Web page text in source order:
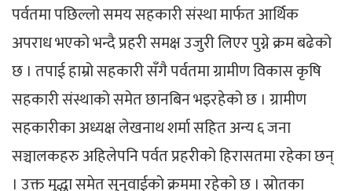
पर्वतमा पछिल्लो समय सहकारी संस्था मार्फत आर्थिक
अपराध भएको भन्दै प्रहरी समक्ष उजुरी लिएर पुग्ने क्रम बढेको
छ । तपाई हाम्रो सहकारी सँगै पर्वतमा ग्रामीण विकास कृषि
सहकारी संस्थाको समेत छानबिन भइरहेको छ । ग्रामीण
सहकारीका अध्यक्ष लेखनाथ शर्मा सहित अन्य ६ जना
सञ्चालकहरु अहिलेपनि पर्वत प्रहरीको हिरासतमा रहेका छन्
। उक्त मुद्धा समेत सुनुवाईको क्रममा रहेको छ । स्रोतका